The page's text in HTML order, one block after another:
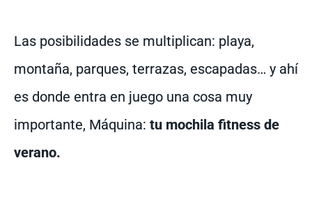
Las posibilidades se multiplican: playa,
montaña, parques, terrazas, escapadas… y ahí
es donde entra en juego una cosa muy
importante, Máquina: tu mochila fitness de
verano.